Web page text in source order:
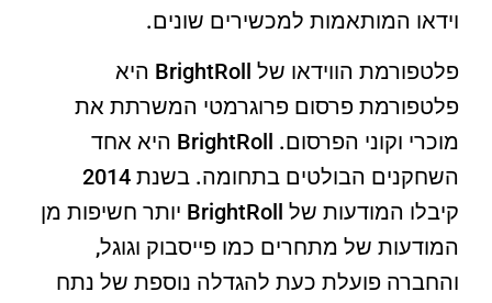
וידאו המותאמות למכשירים שונים.
פלטפורמת הווידאו של BrightRoll היא
פלטפורמת פרסום פרוגרמטי המשרתת את
מוכרי וקוני הפרסום. BrightRoll היא אחד
השחקנים הבולטים בתחומה. בשנת 2014
קיבלו המודעות של BrightRoll יותר חשיפות מן
המודעות של מתחרים כמו פייסבוק וגוגל,
והחברה פועלת כעת להגדלה נוספת של נתח